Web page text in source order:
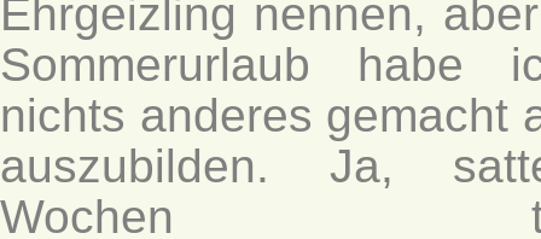
Ehrgeizling nennen,
Sommerurlaub habe
nichts anderes gemacht
auszubilden. Ja,
Wochen